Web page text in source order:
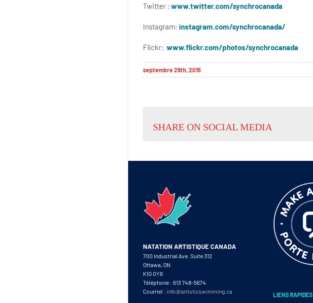
Twitter : www.twitter.com/synchrocanada
Instagram: instagram.com/synchrocanada/
Flickr: www.flickr.com/photos/synchrocanada
septembre 29th, 2015
SHARE ON SOCIAL MEDIA
NATATION ARTISTIQUE CANADA
700 Industrial Ave. Suite 312
Ottawa, ON
K1G 0Y9
Téléphone : 613 748-5674
Courriel : info@artisticswimming.ca LIENS RAPIDES